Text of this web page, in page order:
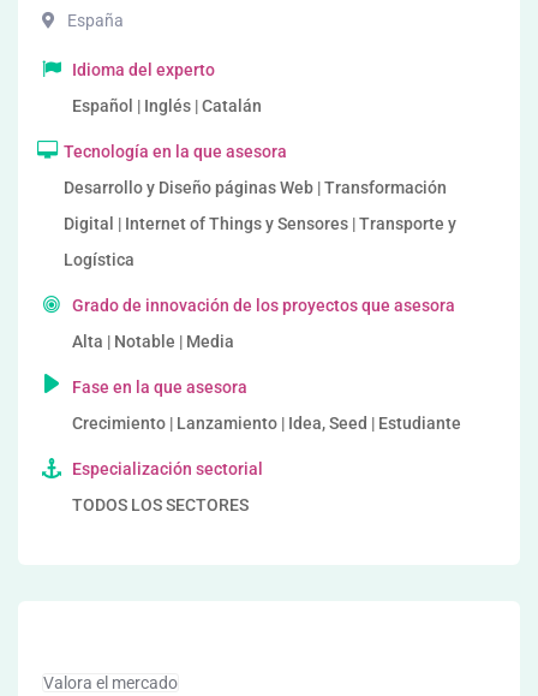
España
Idioma del experto
Español | Inglés | Catalán
Tecnología en la que asesora
Desarrollo y Diseño páginas Web | Transformación
Digital | Internet of Things y Sensores | Transporte y
Logística
Grado de innovación de los proyectos que asesora
Alta | Notable | Media
Fase en la que asesora
Crecimiento | Lanzamiento | Idea, Seed | Estudiante
Especialización sectorial
TODOS LOS SECTORES
Valora el mercado